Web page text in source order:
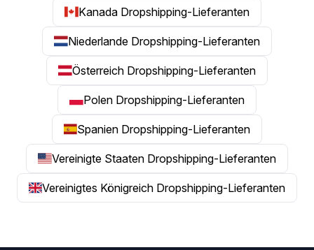
Kanada Dropshipping-Lieferanten
Niederlande Dropshipping-Lieferanten
Österreich Dropshipping-Lieferanten
Polen Dropshipping-Lieferanten
Spanien Dropshipping-Lieferanten
Vereinigte Staaten Dropshipping-Lieferanten
Vereinigtes Königreich Dropshipping-Lieferanten